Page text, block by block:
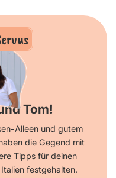
Tom!
Alleen und gutem
die Gegend mit
Tipps für deinen
festgehalten.